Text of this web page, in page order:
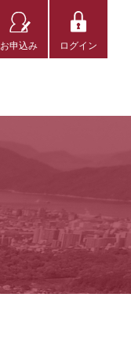
お申込み ログイン